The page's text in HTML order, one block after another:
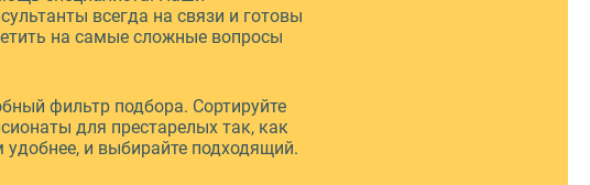
всегда на связи и готовы
на самые сложные вопросы
фильтр подбора. Сортируйте
для престарелых так, как
удобнее, и выбирайте подходящий.